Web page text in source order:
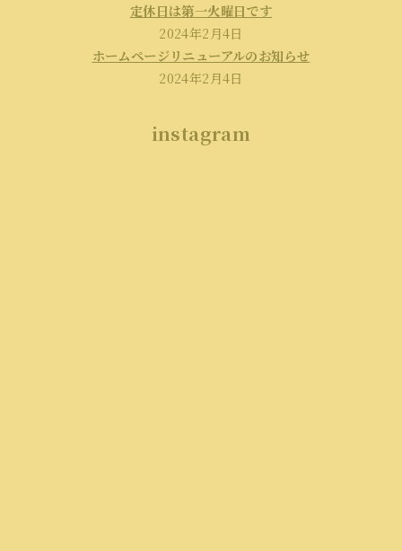
定休日は第一火曜日です
2024年2月4日
ホームページリニューアルのお知らせ
2024年2月4日
instagram